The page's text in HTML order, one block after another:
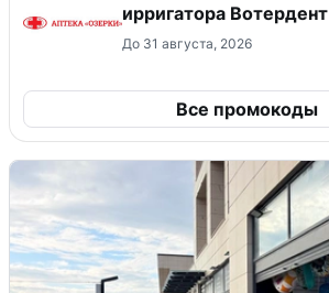
ирригатора Вотердент
До 31 августа, 2026
Все промокоды